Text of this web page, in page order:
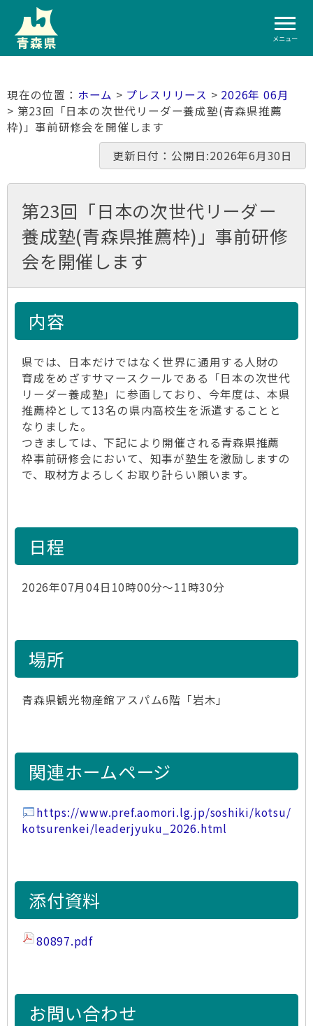
メニュー
ホーム > プレスリリース > 2026年 06月
> 第23回「日本の次世代リーダー養成塾(青森県推薦
枠)」事前研修会を開催します
更新日付：公開日:2026年6月30日
第23回「日本の次世代リーダー
養成塾(青森県推薦枠)」事前研修
会を開催します
内容
県では、日本だけではなく世界に通用する人財の
育成をめざすサマースクールである「日本の次世代
リーダー養成塾」に参画しており、今年度は、本県
推薦枠として13名の県内高校生を派遣することと
なりました。
つきましては、下記により開催される青森県推薦
枠事前研修会において、知事が塾生を激励しますの
で、取材方よろしくお取り計らい願います。
日程
2026年07月04日10時00分～11時30分
場所
青森県観光物産館アスパム6階「岩木」
関連ホームページ
https://www.pref.aomori.lg.jp/soshiki/kotsu/
kotsurenkei/leaderjyuku_2026.html
添付資料
80897.pdf
お問い合わせ